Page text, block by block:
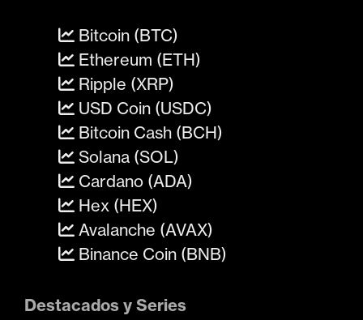
Bitcoin (BTC)
Ethereum (ETH)
Ripple (XRP)
USD Coin (USDC)
Bitcoin Cash (BCH)
Solana (SOL)
Cardano (ADA)
Hex (HEX)
Avalanche (AVAX)
Binance Coin (BNB)
Destacados y Series